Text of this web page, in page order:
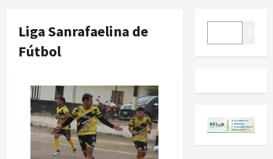
Liga Sanrafaelina de
Fútbol